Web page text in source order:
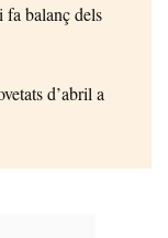
fa balanç dels
d’abril a